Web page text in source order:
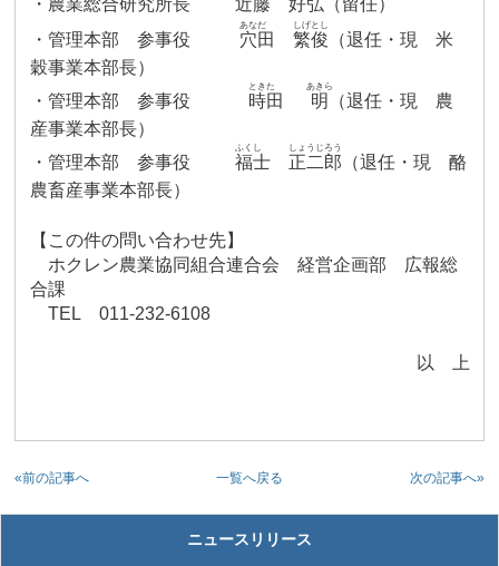
・農業総合研究所長
近藤 好弘 （留任）
・管理本部 参事役
穴田
あなだ
繁俊
しげとし
（退任・現 米
穀事業本部長）
・管理本部 参事役 時田
ときた
明
あきら
（退任・現 農
産事業本部長）
・管理本部 参事役 福士
ふくし
正二郎
しょうじろう
（退任・現 酪
農畜産事業本部長）
【この件の問い合わせ先】
ホクレン農業協同組合連合会 経営企画部 広報総
合課
TEL
011-232-6108
以 上
一覧へ戻る
«前の記事へ 次の記事へ»
ニュースリリース